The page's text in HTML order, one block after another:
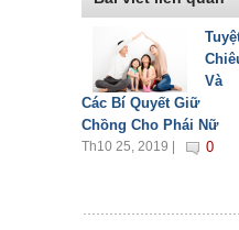
Và
Các Bí Quyết Giữ
Chồng Cho Phái Nữ
Th10 25, 2019 | 0